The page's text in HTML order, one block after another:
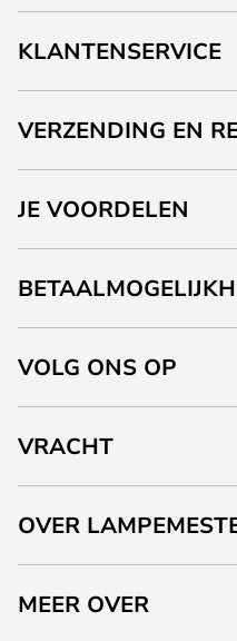
KLANTENSERVICE
VERZENDING EN
JE VOORDELEN
VOLG ONS OP
VRACHT
OVER
MEER OVER